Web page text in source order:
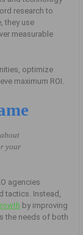
research to
they use
measurable
optimize
maximum ROI.
your
agencies
tactics. Instead,
by improving
the needs of both